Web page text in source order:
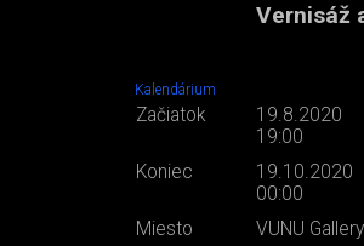
Vernisáž
Kalendárium
Začiatok
19.8.2020
19:00
Koniec
19.10.2020
00:00
Miesto
VUNU Gallery